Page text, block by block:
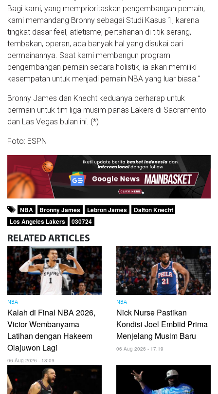
Bagi kami, yang memprioritaskan pengembangan pemain,
kami memandang Bronny sebagai Studi Kasus 1, karena
tingkat dasar feel, atletisme, pertahanan di titik serang,
tembakan, operan, ada banyak hal yang disukai dari
permainannya. Saat kami membangun program
pengembangan pemain secara holistik, ia akan memiliki
kesempatan untuk menjadi pemain NBA yang luar biasa."
Bronny James dan Knecht keduanya berharap untuk
bermain untuk tim liga musim panas Lakers di Sacramento
dan Las Vegas bulan ini. (*)
Foto: ESPN
NBA Bronny James Lebron James
Dalton Knecht
Los Angeles Lakers
030724
RELATED ARTICLES
NBA
Kalah di Final NBA 2026,
Victor Wembanyama
Latihan dengan Hakeem
Olajuwon Lagi
06 Aug 2026 - 18:09
NBA
Nick Nurse Pastikan
Kondisi Joel Embiid Prima
Menjelang Musim Baru
06 Aug 2026 - 17:19